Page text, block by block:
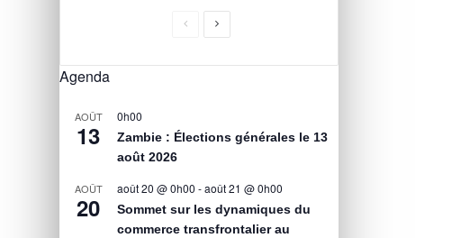
Agenda
AOÛT
13
0h00
Zambie : Élections générales le 13
août 2026
AOÛT
20
août 20 @ 0h00 -août 21 @ 0h00
Sommet sur les dynamiques du
commerce transfrontalier au